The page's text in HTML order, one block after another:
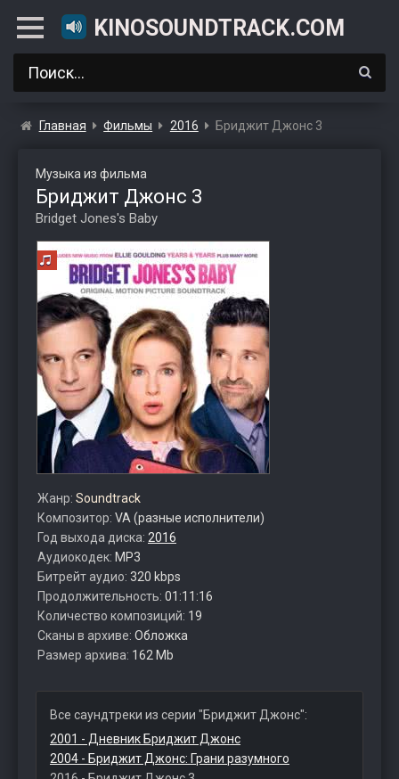
KINOSOUNDTRACK.COM
Главная Фильмы 2016 Бриджит Джонс 3
Музыка из фильма
Бриджит Джонс 3
Bridget Jones's Baby
Жанр: Soundtrack
Композитор: VA (разные исполнители)
Год выхода диска: 2016
Аудиокодек: MP3
Битрейт аудио: 320 kbps
Продолжительность: 01:11:16
Количество композиций: 19
Сканы в архиве: Обложка
Размер архива: 162 Mb
Все саундтреки из серии "Бриджит Джонс":
2001 - Дневник Бриджит Джонс
2004 - Бриджит Джонс: Грани разумного